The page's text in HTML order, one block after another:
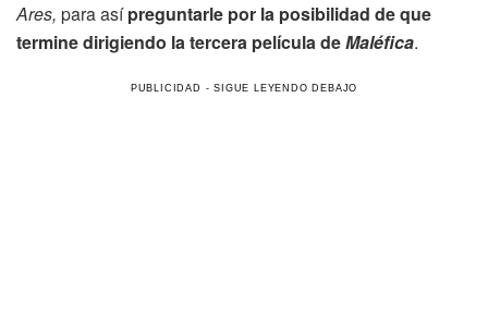
Ares, para asípreguntarle por la posibilidad de que
termine dirigiendo la tercera película deMaléfica.